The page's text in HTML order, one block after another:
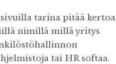
tarina pitää kertoa
nimillä millä yritys
tai HR softaa.